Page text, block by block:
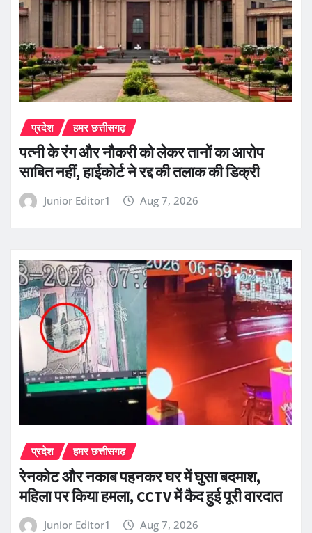
प्रदेश हमर छत्तीसगढ़
पत्नी के रंग और नौकरी को लेकर तानों का आरोप
साबित नहीं, हाईकोर्ट ने रद्द की तलाक की डिक्री
Junior Editor1 Aug 7, 2026
प्रदेश हमर छत्तीसगढ़
रेनकोट और नकाब पहनकर घर में घुसा बदमाश,
महिला पर किया हमला, CCTV में कैद हुई पूरी वारदात
Junior Editor1 Aug 7, 2026